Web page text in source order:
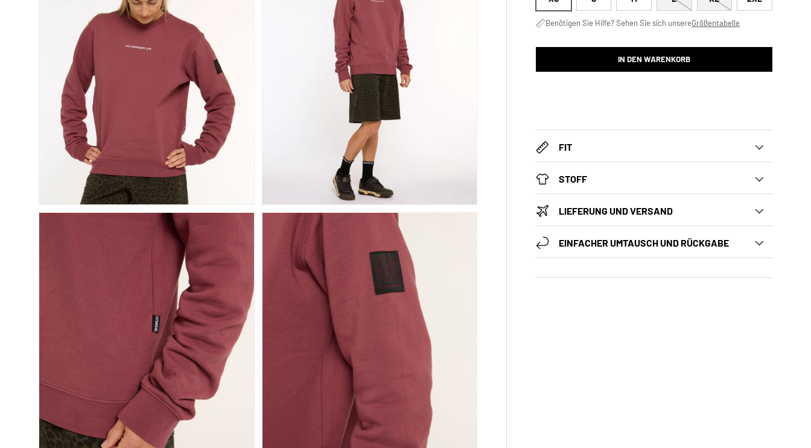
Benötigen Sie Hilfe? Sehen Sie sich unsereGrößentabelle
IN DEN WARENKORB
FIT
STOFF
LIEFERUNG UND VERSAND
EINFACHER UMTAUSCH UND RÜCKGABE